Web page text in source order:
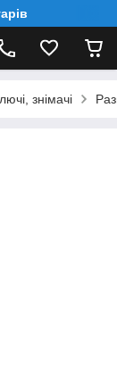
знімачі